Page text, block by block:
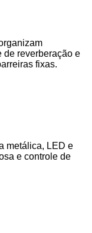
de reverberação e
fixas.
metálica, LED e
e controle de